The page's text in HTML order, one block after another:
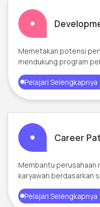
Memetakan potensi
mendukung program
Pelajari Selengkapnya
Career
Membantu perusahaan
karyawan berdasarkan
Pelajari Selengkapnya